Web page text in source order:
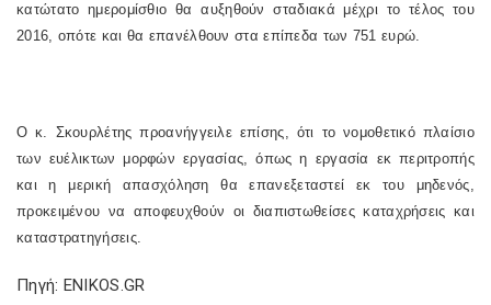
κατώτατο ημερομίσθιο θα αυξηθούν σταδιακά μέχρι το τέλος του
2016, οπότε και θα επανέλθουν στα επίπεδα των 751 ευρώ.
Ο κ. Σκουρλέτης προανήγγειλε επίσης, ότι το νομοθετικό πλαίσιο
των ευέλικτων μορφών εργασίας, όπως η εργασία εκ περιτροπής
και η μερική απασχόληση θα επανεξεταστεί εκ του μηδενός,
προκειμένου να αποφευχθούν οι διαπιστωθείσες καταχρήσεις και
καταστρατηγήσεις.
Πηγή: ENIKOS.GR